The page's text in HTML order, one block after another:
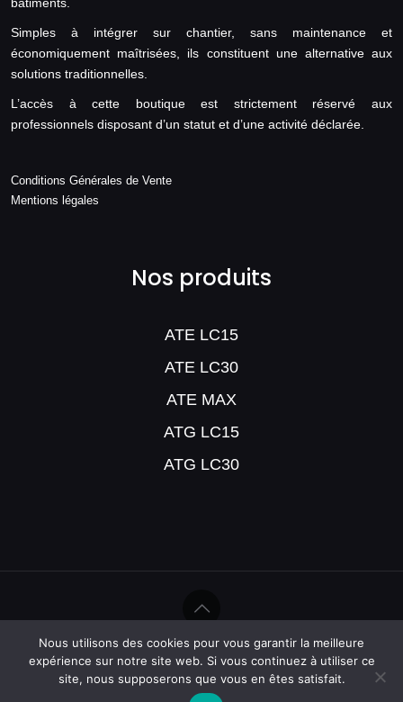
Simples à intégrer sur chantier, sans maintenance et
économiquement maîtrisées, ils constituent une alternative aux
solutions traditionnelles.
L’accès à cette boutique est strictement réservé aux
professionnels disposant d’un statut et d’une activité déclarée.
Conditions Générales de Vente
Mentions légales
Nos produits
ATE LC15
ATE LC30
ATE MAX
ATG LC15
ATG LC30
©Help Humidité - 2020
Nous utilisons des cookies pour vous garantir la meilleure
expérience sur notre site web. Si vous continuez à utiliser ce
site, nous supposerons que vous en êtes satisfait.